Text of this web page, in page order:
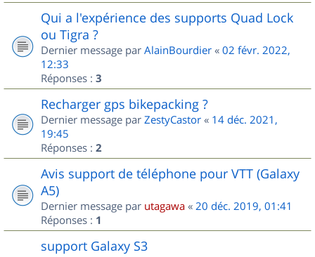
Qui a l'expérience des supports Quad Lock
ou Tigra ?
Dernier message par AlainBourdier « 02 févr. 2022,
12:33
Réponses : 3
Recharger gps bikepacking ?
Dernier message par ZestyCastor « 14 déc. 2021,
19:45
Réponses : 2
Avis support de téléphone pour VTT (Galaxy
A5)
Dernier message par utagawa « 20 déc. 2019, 01:41
Réponses : 1
support Galaxy S3